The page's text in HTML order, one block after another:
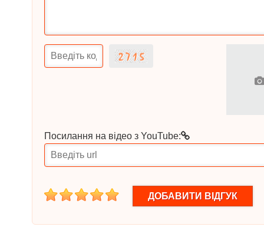
Посилання на відео з YouTube:
1 2 3 4 5